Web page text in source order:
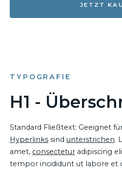
JETZT
TYPOGRAFIE
H1 -
Standard Fließtext: Geeignet
Hyperlinks sind unterstrichen.
amet, consectetur adipiscing
tempor incididunt ut labore et